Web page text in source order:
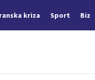
kriza Sport Biz